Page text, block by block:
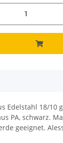
Edelstahl 18/10
PA, schwarz.
geeignet.